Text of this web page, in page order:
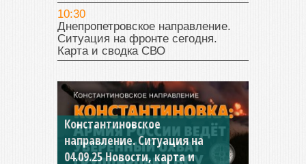
10:30
Днепропетровское направление.
Ситуация на фронте сегодня.
Карта и сводка СВО
Константиновское
направление. Ситуация на
04.09.25 Новости, карта и